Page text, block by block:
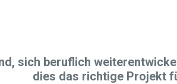
sich beruflich
dies das richtige Projekt